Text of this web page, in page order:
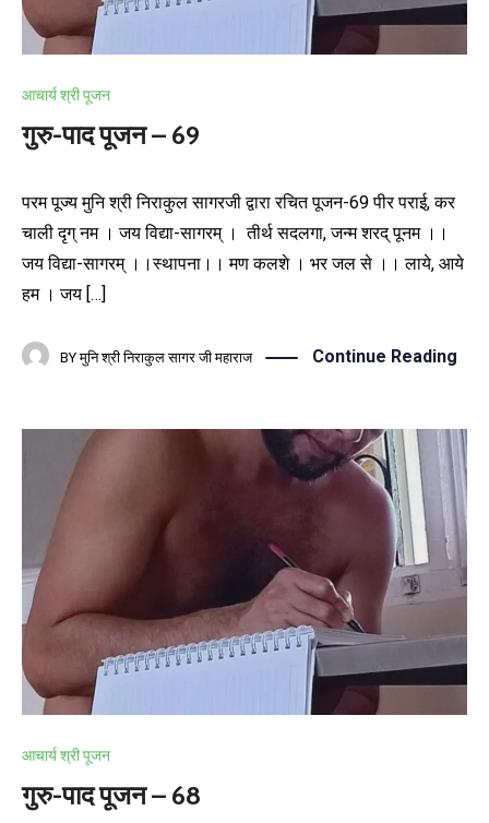
आचार्य श्री पूजन
गुरु-पाद पूजन – 69
परम पूज्य मुनि श्री निराकुल सागरजी द्वारा रचित पूजन-69 पीर पराई, कर
चाली दृग् नम । जय विद्या-सागरम् । तीर्थ सदलगा, जन्म शरद् पूनम ।।
जय विद्या-सागरम् ।।स्थापना।। मण कलशे । भर जल से ।। लाये, आये
हम । जय […]
BY मुनि श्री निराकुल सागर जी महाराज Continue Reading
आचार्य श्री पूजन
गुरु-पाद पूजन – 68